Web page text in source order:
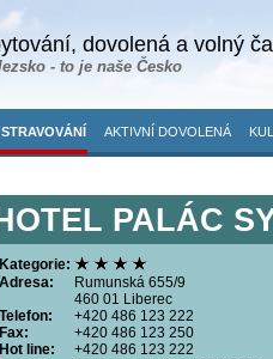
dovolená a volný
- to je naše Česko
AKTIVNÍ DOVOLENÁ
PALÁC
Kategorie:
Adresa:
Rumunská 655/9
460 01 Liberec
Telefon:
+420 486 123 222
Fax:
+420 486 123 250
Hot line:
+420 486 123 222